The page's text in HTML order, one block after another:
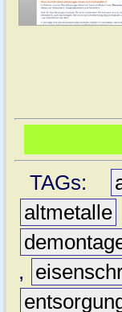
TAGs:
altmetalle
,